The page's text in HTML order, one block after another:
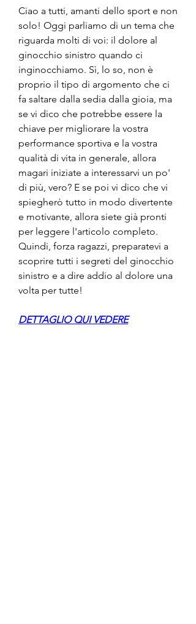
Ciao a tutti, amanti dello sport e non
solo! Oggi parliamo di un tema che
riguarda molti di voi: il dolore al
ginocchio sinistro quando ci
inginocchiamo. Sì, lo so, non è
proprio il tipo di argomento che ci
fa saltare dalla sedia dalla gioia, ma
se vi dico che potrebbe essere la
chiave per migliorare la vostra
performance sportiva e la vostra
qualità di vita in generale, allora
magari iniziate a interessarvi un po'
di più, vero? E se poi vi dico che vi
spiegherò tutto in modo divertente
e motivante, allora siete già pronti
per leggere l'articolo completo.
Quindi, forza ragazzi, preparatevi a
scoprire tutti i segreti del ginocchio
sinistro e a dire addio al dolore una
volta per tutte!
DETTAGLIO QUI VEDERE